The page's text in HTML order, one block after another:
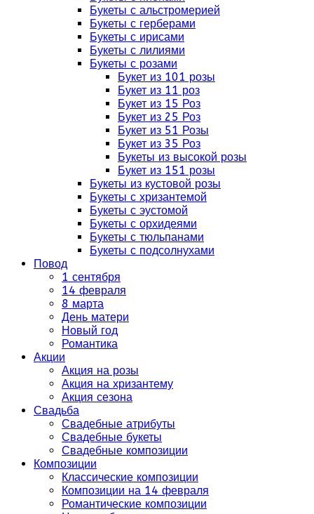
Букеты с альстромерией
Букеты с герберами
Букеты с ирисами
Букеты с лилиями
Букеты с розами
Букет из 101 розы
Букет из 11 роз
Букет из 15 Роз
Букет из 25 Роз
Букет из 51 Розы
Букет из 35 Роз
Букеты из высокой розы
Букет из 151 розы
Букеты из кустовой розы
Букеты с хризантемой
Букеты с эустомой
Букеты с орхидеями
Букеты с тюльпанами
Букеты с подсолнухами
Повод
1 сентября
14 февраля
8 марта
День матери
Новый год
Романтика
Акции
Акция на розы
Акция на хризантему
Акция сезона
Свадьба
Свадебные атрибуты
Свадебные букеты
Свадебные композиции
Композиции
Классические композиции
Композиции на 14 февраля
Романтические композиции